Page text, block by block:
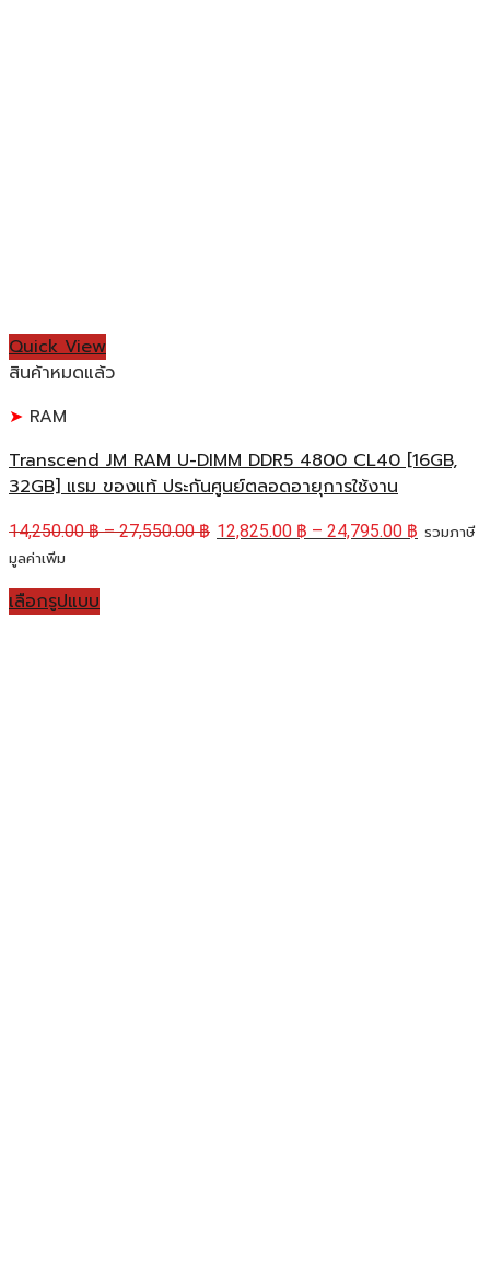
Quick View
สินค้าหมดแล้ว
RAM
Transcend JM RAM U-DIMM DDR5 4800 CL40 [16GB,
32GB] แรม ของแท้ ประกันศูนย์ตลอดอายุการใช้งาน
14,250.00฿–27,550.00฿ 12,825.00 ฿ – 24,795.00 ฿ รวมภาษี
มูลค่าเพิ่ม
เลือกรูปแบบ